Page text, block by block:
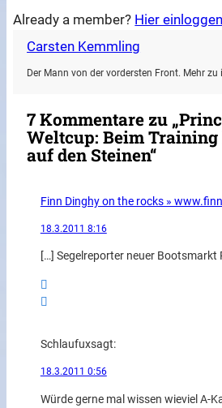
Already a member? Hier einloggen
Carsten Kemmling
Der Mann von der vordersten Front. Mehr
7 Kommentare zu
Weltcup: Beim
auf den Steinen“
Finn Dinghy on the rocks »
18.3.2011 8:16
[…] Segelreporter neuer Bootsmarkt
Schlaufuxsagt:
18.3.2011 0:56
Würde gerne mal wissen wieviel A-